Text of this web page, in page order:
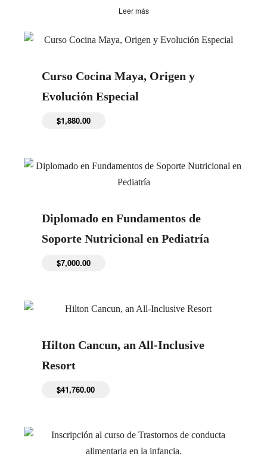
Leer más
Curso Cocina Maya, Origen y
Evolución Especial
$1,880.00
Diplomado en Fundamentos de
Soporte Nutricional en Pediatría
$7,000.00
Hilton Cancun, an All-Inclusive
Resort
$41,760.00